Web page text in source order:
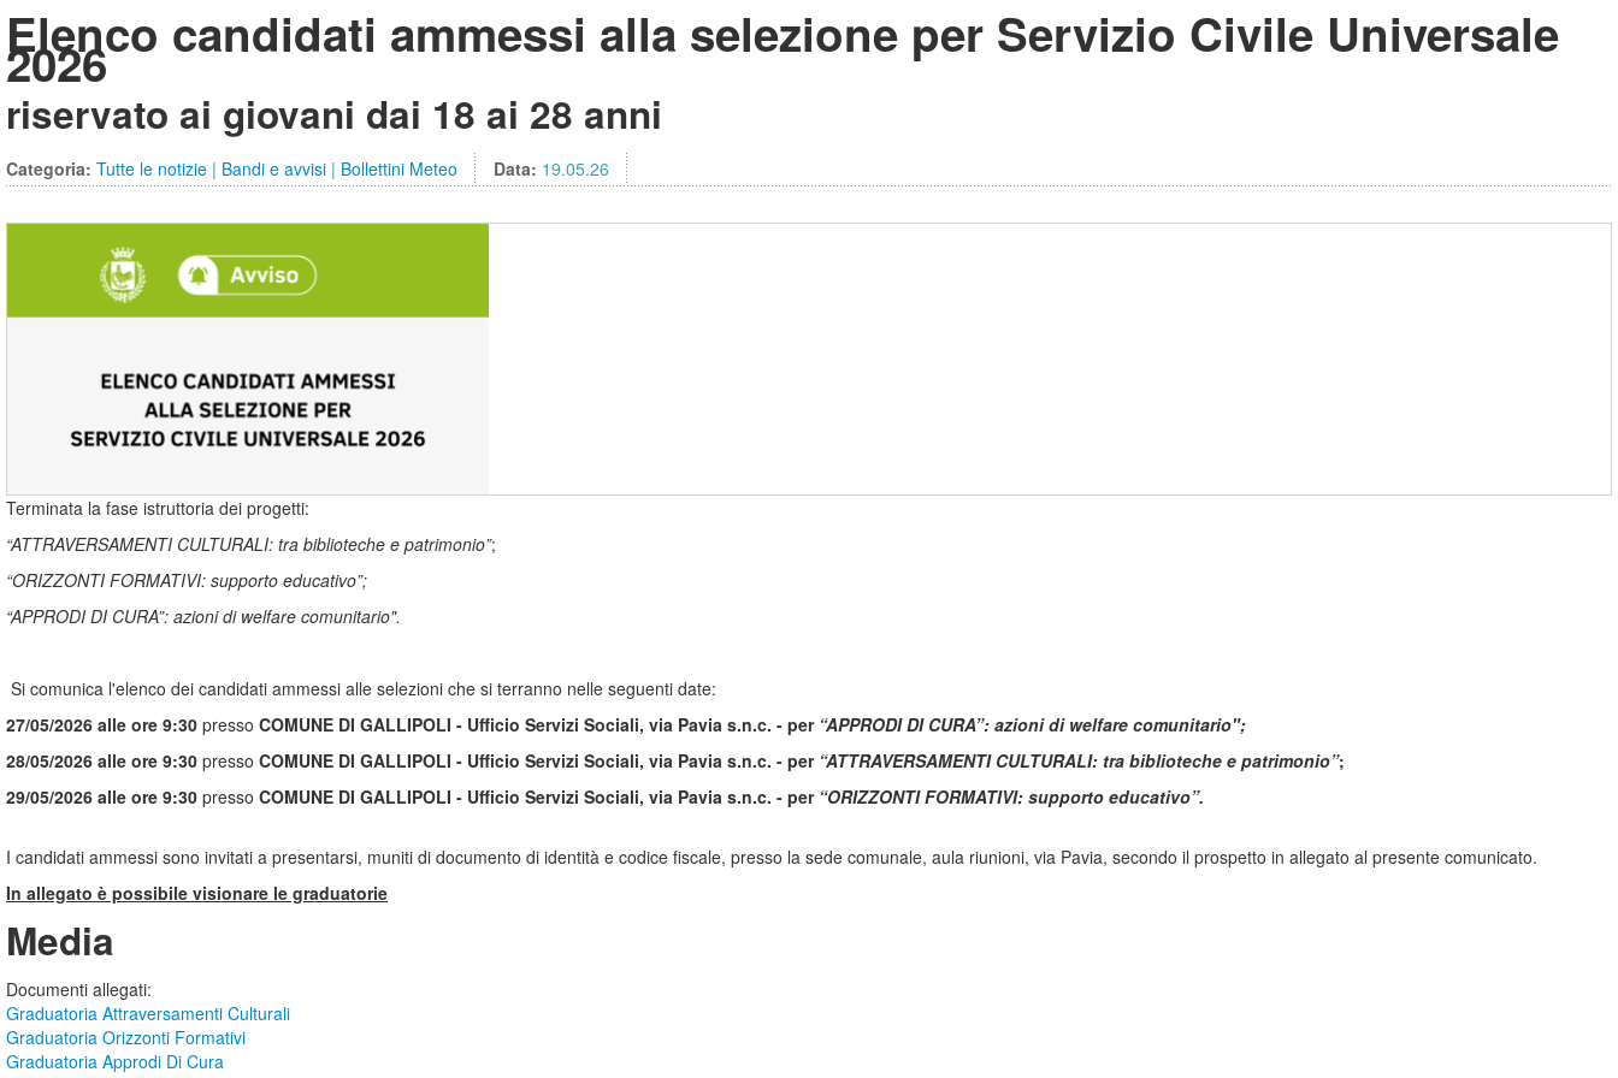
Elenco candidati ammessi alla selezione per Servizio Civile Universale
2026
riservato ai giovani dai 18 ai 28 anni
Categoria: Tutte le notizie | Bandi e avvisi | Bollettini Meteo Data: 19.05.26
Terminata la fase istruttoria dei progetti:
“ATTRAVERSAMENTI CULTURALI: tra biblioteche e patrimonio”;
“ORIZZONTI FORMATIVI: supporto educativo”;
“APPRODI DI CURA”: azioni di welfare comunitario".
Si comunica l'elenco dei candidati ammessi alle selezioni che si terranno nelle seguenti date:
27/05/2026 alle ore 9:30 presso COMUNE DI GALLIPOLI - Ufficio Servizi Sociali, via Pavia s.n.c. - per “APPRODI DI CURA”: azioni di welfare comunitario";
28/05/2026 alle ore 9:30 presso COMUNE DI GALLIPOLI - Ufficio Servizi Sociali, via Pavia s.n.c. - per “ATTRAVERSAMENTI CULTURALI: tra biblioteche e patrimonio”;
29/05/2026 alle ore 9:30 presso COMUNE DI GALLIPOLI - Ufficio Servizi Sociali, via Pavia s.n.c. - per “ORIZZONTI FORMATIVI: supporto educativo”.
I candidati ammessi sono invitati a presentarsi, muniti di documento di identità e codice fiscale, presso la sede comunale, aula riunioni, via Pavia, secondo il prospetto in allegato al presente comunicato.
In allegato è possibile visionare le graduatorie
Media
Documenti allegati:
Graduatoria Attraversamenti Culturali
Graduatoria Orizzonti Formativi
Graduatoria Approdi Di Cura